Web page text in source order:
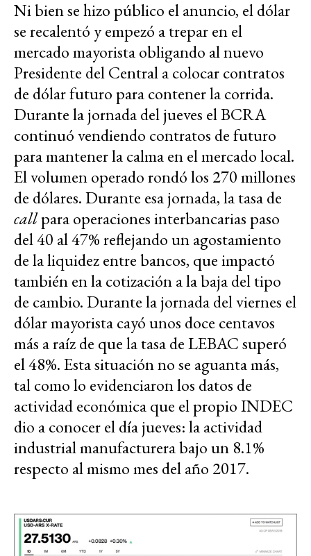
Ni bien se hizo público el anuncio, el dólar
se recalentó y empezó a trepar en el
mercado mayorista obligando al nuevo
Presidente del Central a colocar contratos
de dólar futuro para contener la corrida.
Durante la jornada del jueves el BCRA
continuó vendiendo contratos de futuro
para mantener la calma en el mercado local.
El volumen operado rondó los 270 millones
de dólares. Durante esa jornada, la tasa de
callpara operaciones interbancarias paso
del 40 al 47% reflejando un agostamiento
de la liquidez entre bancos, que impactó
también en la cotización a la baja del tipo
de cambio. Durante la jornada del viernes el
dólar mayorista cayó unos doce centavos
más a raíz de que la tasa de LEBAC superó
el 48%. Esta situación no se aguanta más,
tal como lo evidenciaron los datos de
actividad económica que el propio INDEC
dio a conocer el día jueves: la actividad
industrial manufacturera bajo un 8.1%
respecto al mismo mes del año 2017.